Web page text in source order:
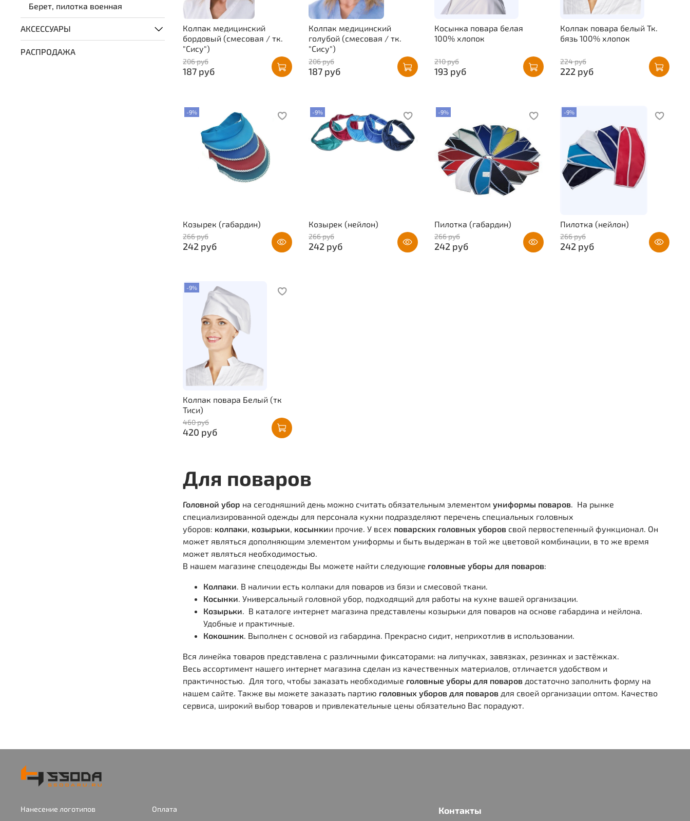
Колпак медицинский
бордовый (смесовая / тк.
"Сису")
206 руб
187 руб
Колпак медицинский
голубой (смесовая / тк.
"Сису")
206 руб
187 руб
Косынка повара белая
100% хлопок
210 руб
193 руб
Колпак повара белый Тк.
бязь 100% хлопок
224 руб
222 руб
-9%
Козырек (габардин)
266 руб
242 руб
-9%
Козырек (нейлон)
266 руб
242 руб
-9%
Пилотка (габардин)
266 руб
242 руб
-9%
Пилотка (нейлон)
266 руб
242 руб
-9%
Колпак повара Белый (тк
Тиси)
460 руб
420 руб
Для поваров
Головной убор на сегодняшний день можно считать обязательным элементом униформы поваров. На рынке
специализированной одежды для персонала кухни подразделяют перечень специальных головных
уборов: колпаки, козырьки, косынкии прочие. У всех поварских головных уборов свой первостепенный функционал. Он
может являться дополняющим элементом униформы и быть выдержан в той же цветовой комбинации, в то же время
может являться необходимостью.
В нашем магазине спецодежды Вы можете найти следующие головные уборы для поваров:
Колпаки. В наличии есть колпаки для поваров из бязи и смесовой ткани.
Косынки. Универсальный головной убор, подходящий для работы на кухне вашей организации.
Козырьки. В каталоге интернет магазина представлены козырьки для поваров на основе габардина и нейлона.
Удобные и практичные.
Кокошник. Выполнен с основой из габардина. Прекрасно сидит, неприхотлив в использовании.
Вся линейка товаров представлена с различными фиксаторами: на липучках, завязках, резинках и застёжках.
Весь ассортимент нашего интернет магазина сделан из качественных материалов, отличается удобством и
практичностью. Для того, чтобы заказать необходимые головные уборы для поваров достаточно заполнить форму на
нашем сайте. Также вы можете заказать партию головных уборов для поваров для своей организации оптом. Качество
сервиса, широкий выбор товаров и привлекательные цены обязательно Вас порадуют.
Берет, пилотка военная
АКСЕССУАРЫ
РАСПРОДАЖА
Нанесение логотипов Оплата Контакты